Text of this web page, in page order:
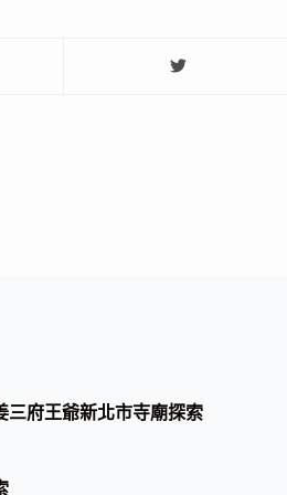
三府王爺新北市寺廟探索